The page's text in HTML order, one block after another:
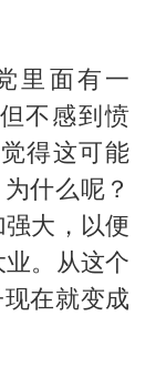
里面有一
不感到愤
得这可能
什么呢？
大，以便
。从这个
在就变成